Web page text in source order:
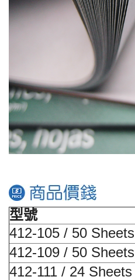
型號
412-105 / 50 Sheets
412-109 / 50 Sheets
412-111 / 24 Sheets